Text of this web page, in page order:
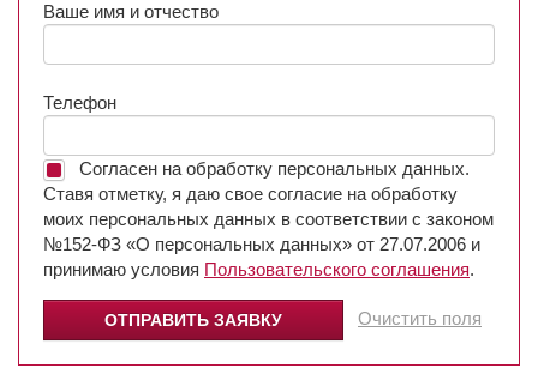
Ваше имя и отчество
Телефон
Согласен на обработку персональных данных.
Ставя отметку, я даю свое согласие на обработку
моих персональных данных в соответствии с законом
№152-ФЗ «О персональных данных» от 27.07.2006 и
принимаю условия Пользовательского соглашения.
Очистить поля